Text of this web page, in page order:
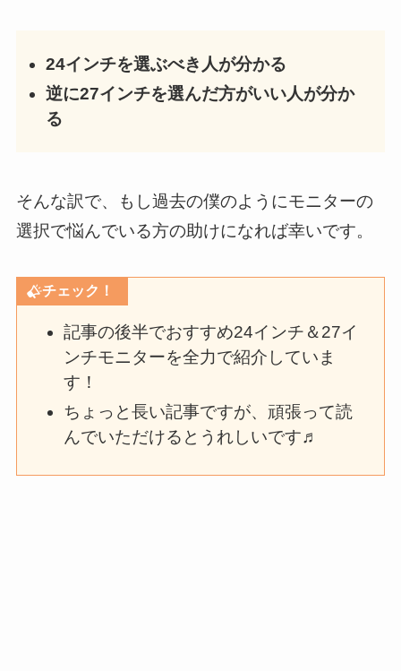
24インチを選ぶべき人が分かる
逆に27インチを選んだ方がいい人が分か
る
そんな訳で、もし過去の僕のようにモニターの
選択で悩んでいる方の助けになれば幸いです。
チェック！
記事の後半でおすすめ24インチ＆27イ
ンチモニターを全力で紹介していま
す！
ちょっと長い記事ですが、頑張って読
んでいただけるとうれしいです♬